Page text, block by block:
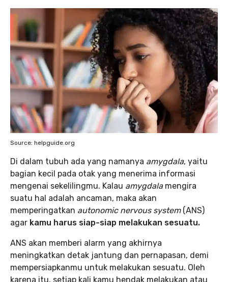
Source: helpguide.org
Di dalam tubuh ada yang namanya amygdala, yaitu
bagian kecil pada otak yang menerima informasi
mengenai sekelilingmu. Kalau amygdalamengira
suatu hal adalah ancaman, maka akan
memperingatkan autonomic nervous system(ANS)
agar kamu harus siap-siap melakukan sesuatu.
ANS akan memberi alarm yang akhirnya
meningkatkan detak jantung dan pernapasan, demi
mempersiapkanmu untuk melakukan sesuatu. Oleh
karena itu, setiap kali kamu hendak melakukan atau